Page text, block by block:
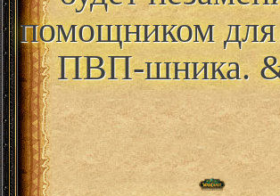
помощником
ПВП-шника.